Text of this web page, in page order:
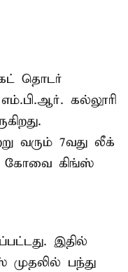
தொடர்
கல்லூரி
வரும் 7வது லீக்
கோவை கிங்ஸ்
இதில்
பந்து